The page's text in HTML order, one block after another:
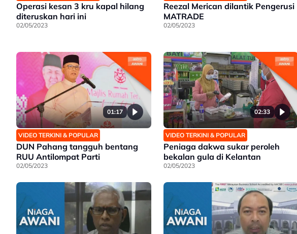
Operasi kesan 3 kru kapal hilang
diteruskan hari ini
02/05/2023
Reezal Merican dilantik Pengerusi
MATRADE
02/05/2023
01:17
VIDEO TERKINI & POPULAR
DUN Pahang tangguh bentang
RUU Antilompat Parti
02/05/2023
02:33
VIDEO TERKINI & POPULAR
Peniaga dakwa sukar peroleh
bekalan gula di Kelantan
02/05/2023